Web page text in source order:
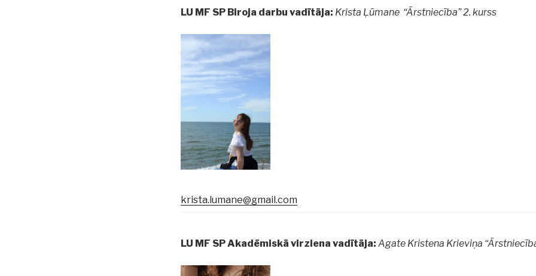
LU MF SP Biroja darbu vadītāja: Krista Ļūmane “Ārstniecība” 2. kurss
krista.lumane@gmail.com
LU MF SP Akadēmiskā virziena vadītāja: Agate Kristena Krieviņa